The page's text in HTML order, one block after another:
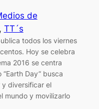
de
, TT´s
todos los viernes
Hoy se celebra
2016 se centra
Day” busca
y diversificar el
mundo y movilizarlo